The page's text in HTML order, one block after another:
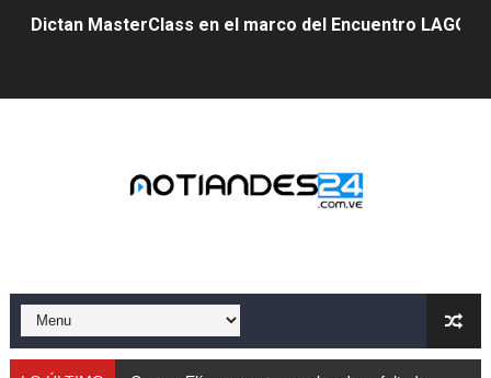
Dictan MasterClass en el marco del Encuentro LAGO
Gobernador Arnaldo Sánchez apadrina a más de 993
Mérida fortalece su reserva deportiva de cara a
Gobernación de Mérida instalará mesa de trabajo con